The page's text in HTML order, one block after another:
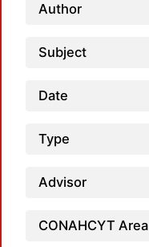
Author
Subject
Date
Type
Advisor
CONAHCYT Area